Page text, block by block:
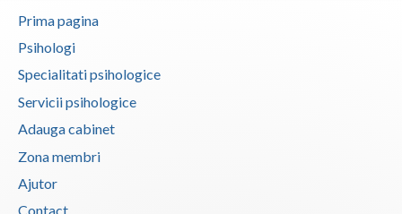
Prima pagina
Psihologi
Specialitati psihologice
Servicii psihologice
Adauga cabinet
Zona membri
Ajutor
Contact